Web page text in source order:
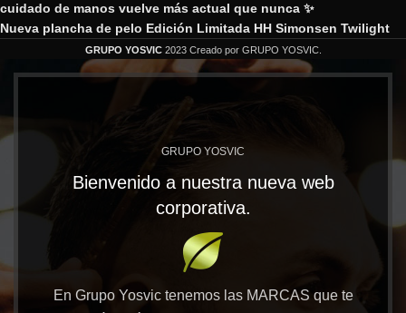
cuidado de manos vuelve más actual que nunca ✨
Nueva plancha de pelo Edición Limitada HH Simonsen Twilight
GRUPO YOSVIC 2023 Creado por GRUPO YOSVIC.
GRUPO YOSVIC
Bienvenido a nuestra nueva web
corporativa.
En Grupo Yosvic tenemos las MARCAS que te